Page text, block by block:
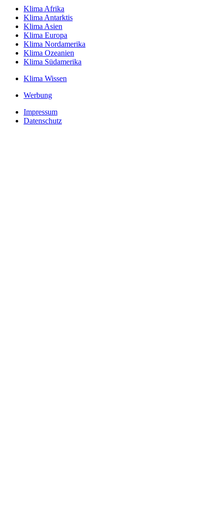
Klima Afrika
Klima Antarktis
Klima Asien
Klima Europa
Klima Nordamerika
Klima Ozeanien
Klima Südamerika
Klima Wissen
Werbung
Impressum
Datenschutz